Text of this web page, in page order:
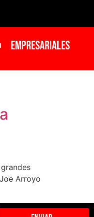
Empresariales
Arroyo